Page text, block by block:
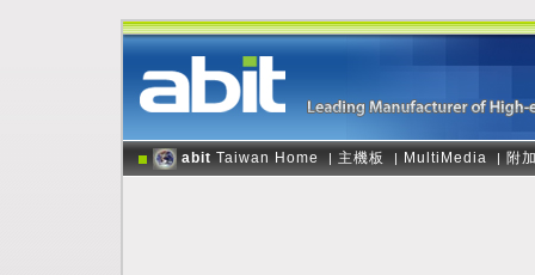
abit Taiwan Home | 主機板 | MultiMedia | 附